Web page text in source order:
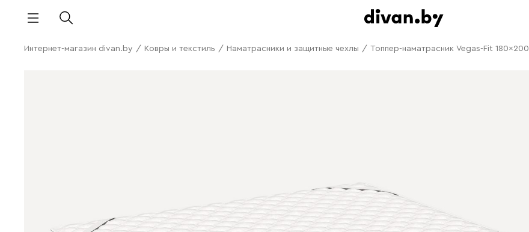
Интернет-магазин divan.by / Ковры и текстиль / Наматрасники и защитные чехлы / Топпер-наматрасник Vegas-Fit 180x200